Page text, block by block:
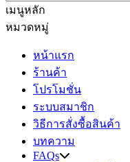
เมนูหลัก
หมวดหมู่
หน้าแรก
ร้านค้า
โปรโมชั่น
ระบบสมาชิก
วิธีการสั่งซื้อสินค้า
บทความ
FAQs